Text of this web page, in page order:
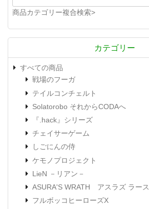
商品カテゴリー複合検索>
カテゴリー
すべての商品
戦場のフーガ
テイルコンチェルト
Solatorobo それからCODAへ
『.hack』シリーズ
チェイサーゲーム
しごにんの侍
ケモノプロジェクト
LieN －リアン－
ASURA'S WRATH アスラズ ラース
フルボッコヒーローズX